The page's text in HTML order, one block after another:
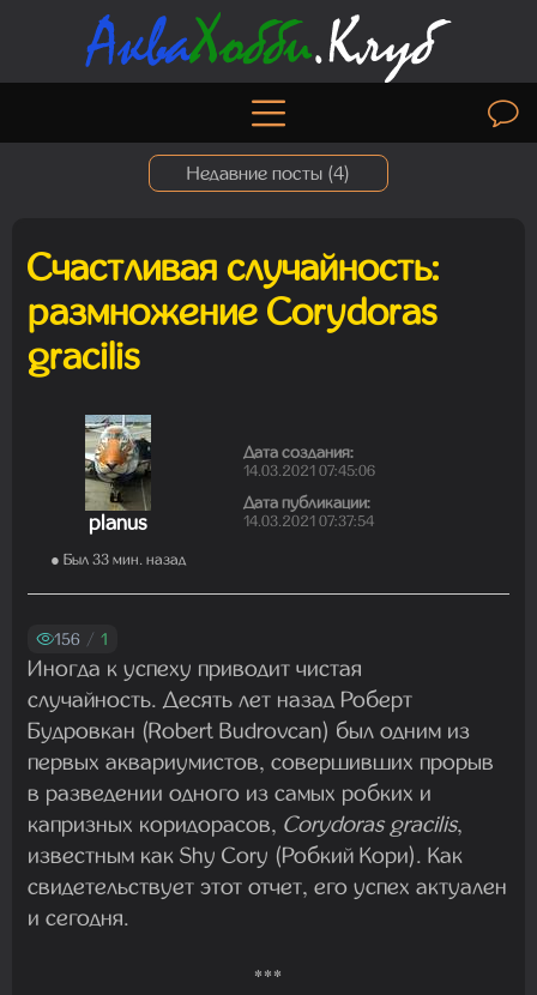
Недавние посты (4)
Madam
01.08.2026 19:41:26
29.07.2026 13:23:35
22.07.2026 19:16:45
Madam
19.07.2026 08:27:00
Счастливая случайность:
размножение Corydoras
gracilis
planus
● Был 33 мин. назад
Дата создания:
14.03.2021 07:45:06
Дата публикации:
14.03.2021 07:37:54
156 / 1
Иногда к успеху приводит чистая
случайность. Десять лет назад Роберт
Будровкан (Robert Budrovcan) был одним из
первых аквариумистов, совершивших прорыв
в разведении одного из самых робких и
капризных коридорасов, Corydoras gracilis,
известным как Shy Cory (Робкий Кори). Как
свидетельствует этот отчет, его успех актуален
и сегодня.
***